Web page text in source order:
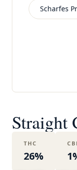
Scharfes
Straight
THC
26%